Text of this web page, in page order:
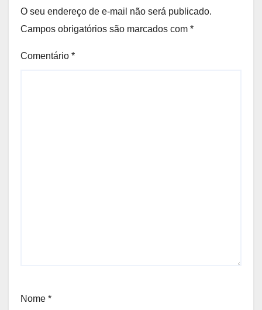
O seu endereço de e-mail não será publicado.
Campos obrigatórios são marcados com *
Comentário *
Nome *